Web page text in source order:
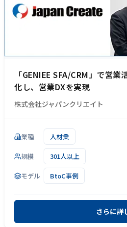
「GENIEE SFA/CRM」で営
化し、営業DXを実現
株式会社ジャパンクリエイト
業種 人材業
規模 301人以上
モデル BtoC事例
さらに詳